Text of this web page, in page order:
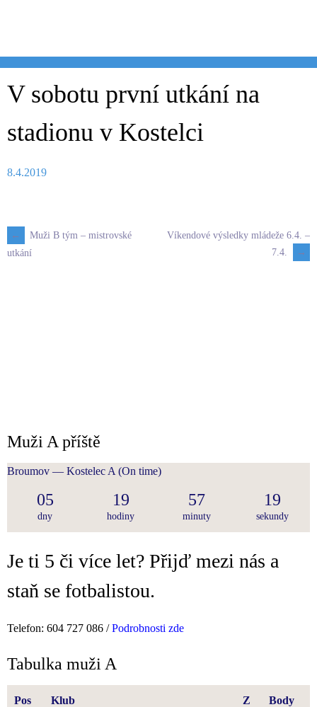
V sobotu první utkání na
stadionu v Kostelci
8.4.2019
Post
←
Muži B tým – mistrovské
utkání
Víkendové výsledky mládeže 6.4. –
7.4.
→
Muži A příště
Broumov — Kostelec A (On time)
05
dny
19
hodiny
57
minuty
19
sekundy
Je ti 5 či více let? Přijď mezi nás a
staň se fotbalistou.
Telefon: 604 727 086 /Podrobnosti zde
Tabulka muži A
Pos Klub Z Body